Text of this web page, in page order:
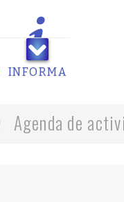
INFORMA
Agenda de